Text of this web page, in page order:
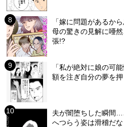
「嫁に問題があるか
母の驚きの見解に唖
張!?
「私が絶対に娘の可
額を注ぎ自分の夢を
夫が闇堕ちした瞬間
へつらう姿は滑稽だ